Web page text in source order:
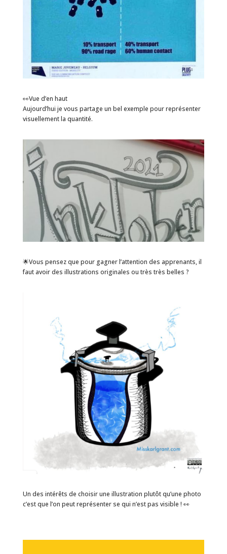
👀Vue d’en haut
Aujourd’hui je vous partage un bel exemple pour représenter
visuellement la quantité.
🌟Vous pensez que pour gagner l’attention des apprenants, il
faut avoir des illustrations originales ou très très belles ?
Un des intérêts de choisir une illustration plutôt qu’une photo
c’est que l’on peut représenter se qui n’est pas visible ! 👀